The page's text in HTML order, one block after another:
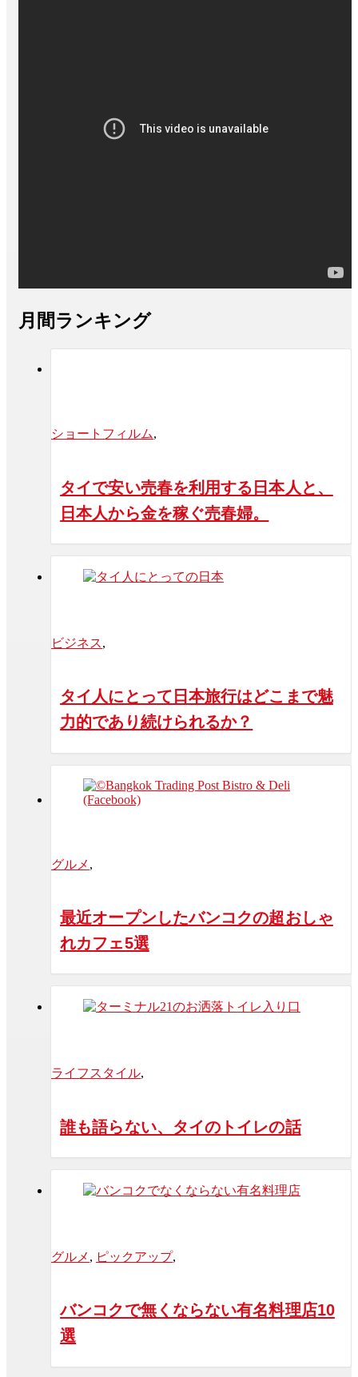
月間ランキング
ショートフィルム,
タイで安い売春を利用する日本人と、
日本人から金を稼ぐ売春婦。
ビジネス,
タイ人にとって日本旅行はどこまで魅
力的であり続けられるか？
グルメ ,
最近オープンしたバンコクの超おしゃ
れカフェ5選
ライフスタイル,
誰も語らない、タイのトイレの話
グルメ , ピックアップ,
バンコクで無くならない有名料理店10
選